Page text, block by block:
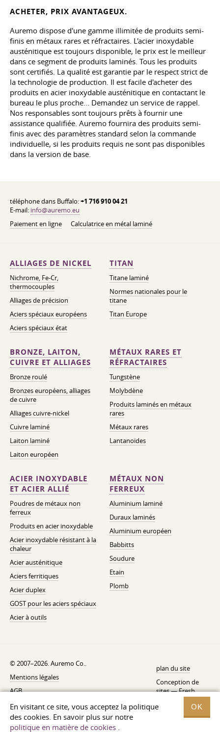
En visitant ce site, vous acceptez la politique
des cookies. En savoir plus sur notre
politique en matière de cookies .
OK
ACHETER, PRIX AVANTAGEUX.
Auremo dispose d'une gamme illimitée de produits semi-
finis en métaux rares et réfractaires. L'acier inoxydable
austénitique est toujours disponible, le prix est le meilleur
dans ce segment de produits laminés. Tous les produits
sont certifiés. La qualité est garantie par le respect strict de
la technologie de production. Il est facile d'acheter des
produits en acier inoxydable austénitique en contactant le
bureau le plus proche... Demandez un service de rappel.
Nos responsables sont toujours prêts à fournir une
assistance qualifiée. Auremo fournira des produits semi-
finis avec des paramètres standard selon la commande
individuelle, si les produits requis ne sont pas disponibles
dans la version de base.
téléphone dans Buffalo:+1 716 910 04 21
E-mail: info@auremo.eu
Paiement en ligne
Calculatrice en métal laminé
ALLIAGES DE NICKEL
Nichrome, Fe-Cr,
thermocouples
Alliages de précision
Aciers spéciaux européens
Aciers spéciaux état
TITAN
Titane laminé
Normes nationales pour le
titane
Titan Europe
BRONZE, LAITON,
CUIVRE ET ALLIAGES
Bronze roulé
Bronzes européens, alliages
de cuivre
Alliages cuivre-nickel
Cuivre laminé
Laiton laminé
Laiton européen
MÉTAUX RARES ET
RÉFRACTAIRES
Tungstène
Molybdène
Produits laminés en métaux
rares
Métaux rares
Lantanoïdes
ACIER INOXYDABLE
ET ACIER ALLIÉ
Poudres de métaux non
ferreux
Produits en acier inoxydable
Acier inoxydable résistant à la
chaleur
Acier austénitique
Aciers ferritiques
Acier duplex
GOST pour les aciers spéciaux
Acier à outils
MÉTAUX NON
FERREUX
Aluminium laminé
Duraux laminés
Aluminium européen
Babbitts
Soudure
Etain
Plomb
© 2007–2026. Auremo Co..
Mentions légales
AGB
Politique de rétractation
Politique de confidentialité
plan du site
Conception de
sites —Fresh